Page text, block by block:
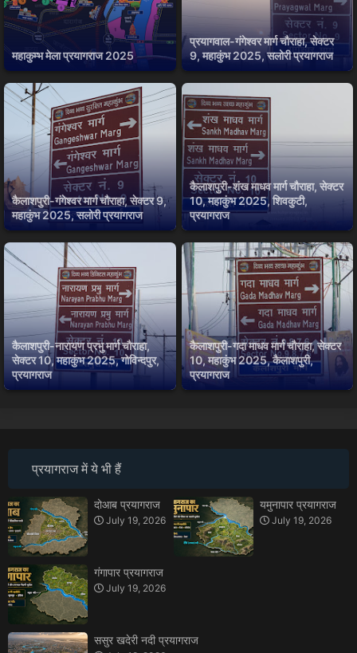
महाकुम्भ मेला प्रयागराज 2025
प्रयागवाल-गंगेश्वर मार्ग चौराहा, सेक्टर
9, महाकुंभ 2025, सलोरी प्रयागराज
कैलाशपुरी-गंगेश्वर मार्ग चौराहा, सेक्टर 9,
महाकुंभ 2025, सलोरी प्रयागराज
कैलाशपुरी-शंख माधव मार्ग चौराहा, सेक्टर
10, महाकुंभ 2025, शिवकुटी,
प्रयागराज
कैलाशपुरी-नारायण प्रभु मार्ग चौराहा,
सेक्टर 10, महाकुंभ 2025, गोविन्दपुर,
प्रयागराज
कैलाशपुरी-गदा माधव मार्ग चौराहा, सेक्टर
10, महाकुंभ 2025, कैलाशपुरी,
प्रयागराज
प्रयागराज में ये भी हैं
दोआब प्रयागराज
July 19, 2026
यमुनापार प्रयागराज
July 19, 2026
गंगापार प्रयागराज
July 19, 2026
ससुर खदेरी नदी प्रयागराज